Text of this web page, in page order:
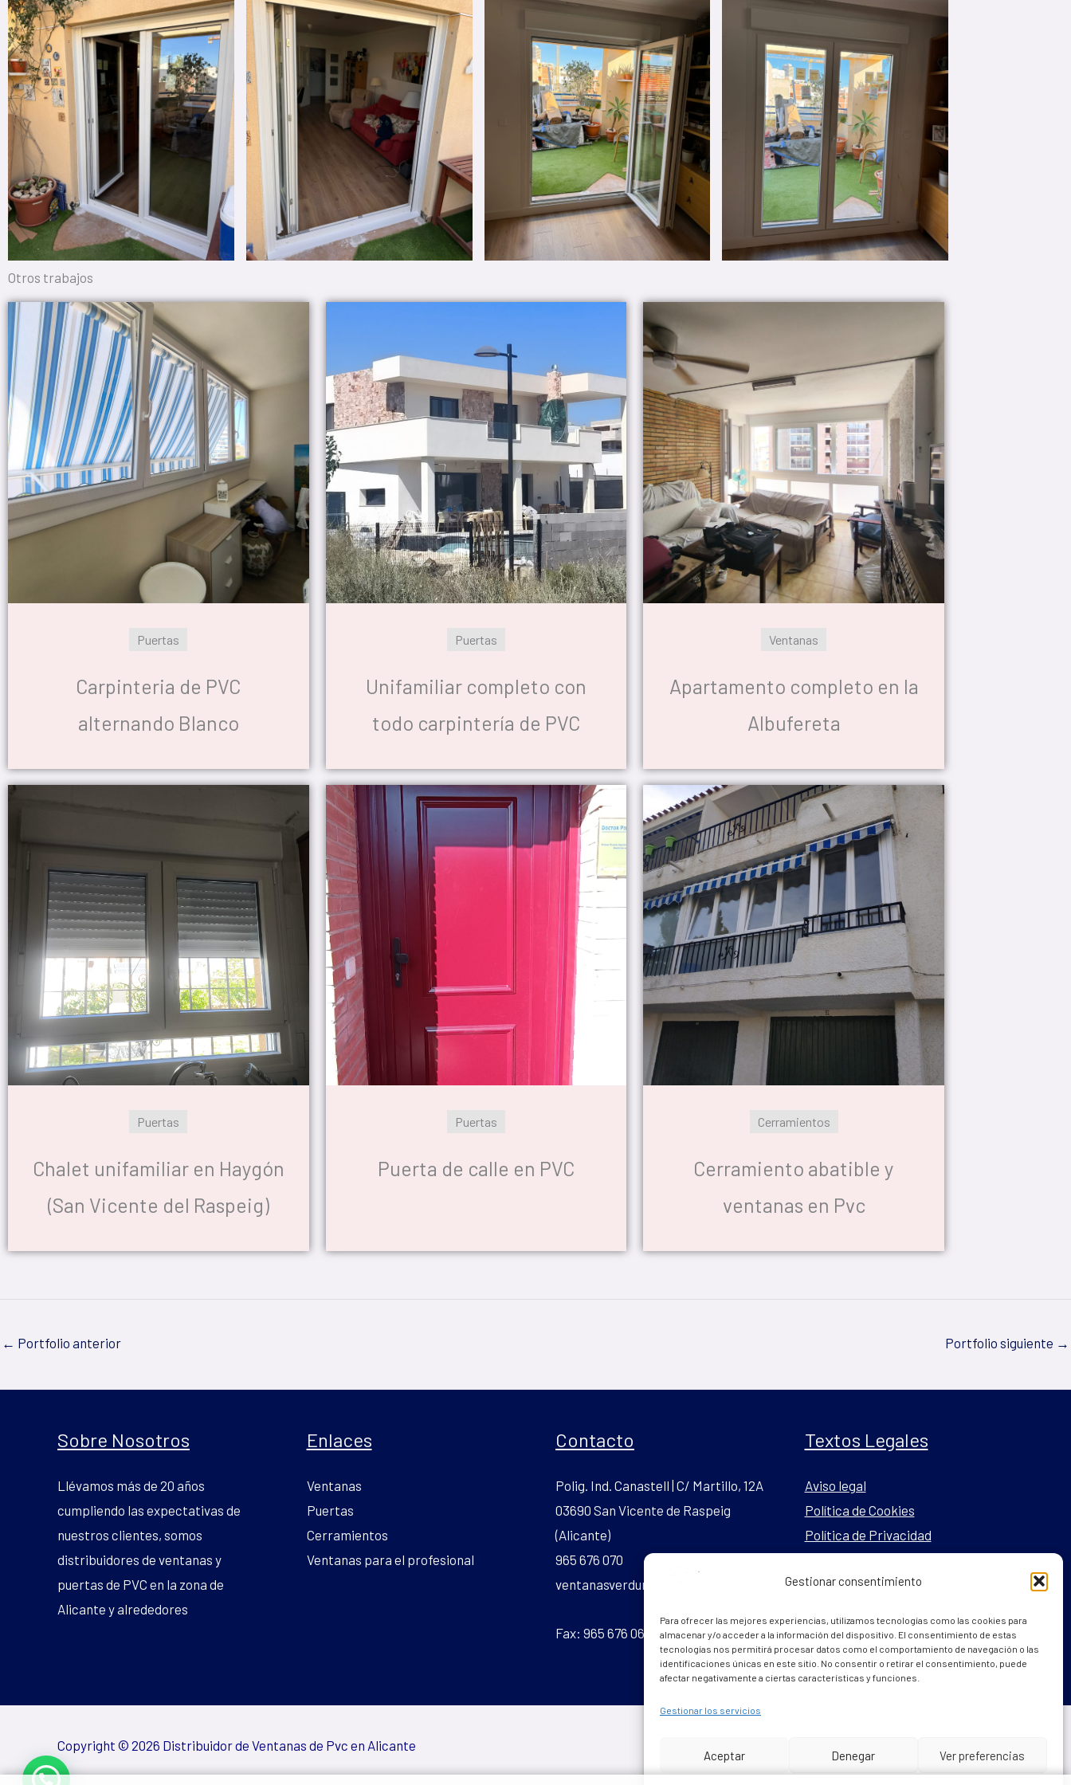
Gestionar consentimiento
Para ofrecer las mejores experiencias, utilizamos tecnologías como las cookies para
almacenar y/o acceder a la información del dispositivo. El consentimiento de estas
tecnologías nos permitirá procesar datos como el comportamiento de navegación o las
identificaciones únicas en este sitio. No consentir o retirar el consentimiento, puede
afectar negativamente a ciertas características y funciones.
Gestionar los servicios
Aceptar Denegar Ver preferencias
Otros trabajos
Puertas
Carpinteria de PVC
alternando Blanco
Puertas
Unifamiliar completo con
todo carpintería de PVC
Ventanas
Apartamento completo en la
Albufereta
Puertas
Chalet unifamiliar en Haygón
(San Vicente del Raspeig)
Puertas
Puerta de calle en PVC
Cerramientos
Cerramiento abatible y
ventanas en Pvc
← Portfolio anterior Portfolio siguiente →
Sobre Nosotros
Llévamos más de 20 años
cumpliendo las expectativas de
nuestros clientes, somos
distribuidores de ventanas y
puertas de PVC en la zona de
Alicante y alrededores
Enlaces
Ventanas
Puertas
Cerramientos
Ventanas para el profesional
Contacto
Polig. Ind. Canastell | C/ Martillo, 12A
03690 San Vicente de Raspeig
(Alicante)
965 676 070
ventanasverdun.pvc@gmail.com
Fax: 965 676 069
Textos Legales
Aviso legal
Política de Cookies
Política de Privacidad
Copyright © 2026 Distribuidor de Ventanas de Pvc en Alicante